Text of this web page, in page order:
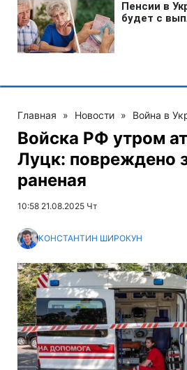
Главная » Новости » Война в
Войска РФ утром
Луцк: повреждено
раненая
10:58 21.08.2025 Чт
КОНСТАНТИН ШИРОКУН